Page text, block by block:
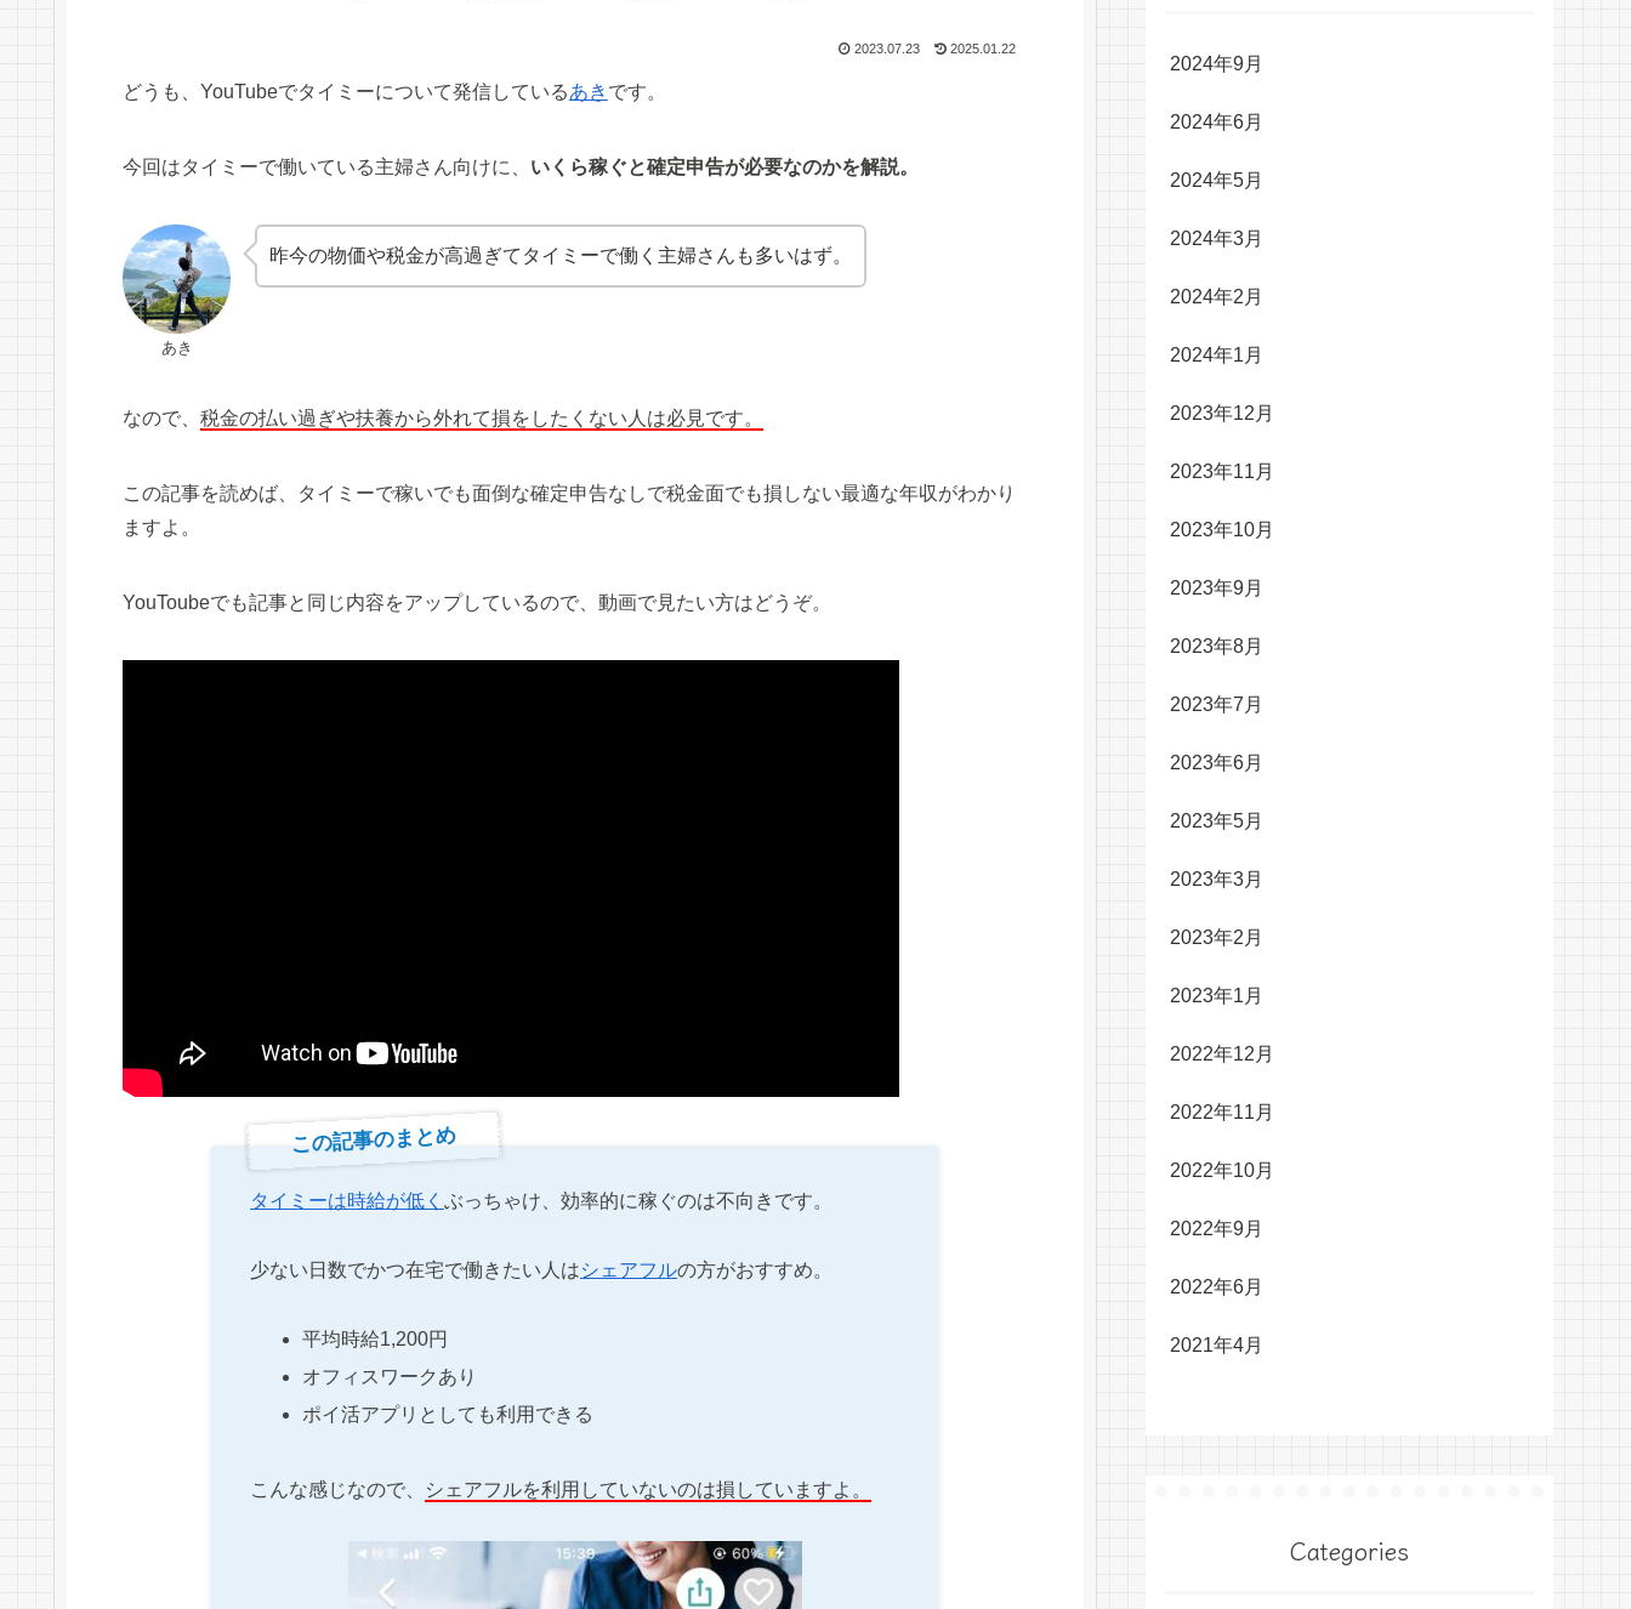
2023.07.23 2025.01.22
どうも、YouTubeでタイミーについて発信しているあき です。
今回はタイミーで働いている主婦さん向けに、 いくら稼ぐと確定申告が必要なのかを解説。
あき
昨今の物価や税金が高過ぎてタイミーで働く主婦さんも多いはず。
なので、 税金の払い過ぎや扶養から外れて損をしたくない人は必見です。
この記事を読めば、タイミーで稼いでも面倒な確定申告なしで税金面でも損しない最適な年収がわかり
ますよ。
YouToubeでも記事と同じ内容をアップしているので、動画で見たい方はどうぞ。
この記事のまとめ
タイミーは時給が低く ぶっちゃけ、効率的に稼ぐのは不向きです。
少ない日数でかつ在宅で働きたい人はシェアフルの方がおすすめ。
平均時給1,200円
オフィスワークあり
ポイ活アプリとしても利用できる
こんな感じなので、 シェアフルを利用していないのは損していますよ。
2024年9月
2024年6月
2024年5月
2024年3月
2024年2月
2024年1月
2023年12月
2023年11月
2023年10月
2023年9月
2023年8月
2023年7月
2023年6月
2023年5月
2023年3月
2023年2月
2023年1月
2022年12月
2022年11月
2022年10月
2022年9月
2022年6月
2021年4月
Categories